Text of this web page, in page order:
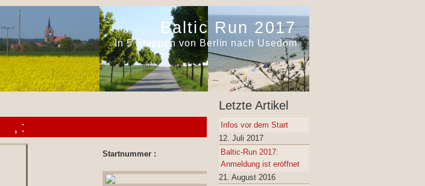
Baltic Run 2017
In 5 Etappen von Berlin nach Usedom
, :
Startnummer :
Letzte Artikel
Infos vor dem Start
12. Juli 2017
Baltic-Run 2017:
Anmeldung ist eröffnet
21. August 2016